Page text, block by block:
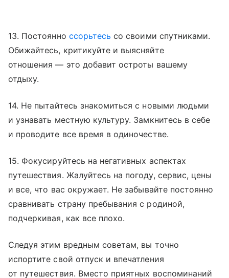
13. Постоянно ссорьтесь со своими спутниками.
Обижайтесь, критикуйте и выясняйте
отношения — это добавит остроты вашему
отдыху.
14. Не пытайтесь знакомиться с новыми людьми
и узнавать местную культуру. Замкнитесь в себе
и проводите все время в одиночестве.
15. Фокусируйтесь на негативных аспектах
путешествия. Жалуйтесь на погоду, сервис, цены
и все, что вас окружает. Не забывайте постоянно
сравнивать страну пребывания с родиной,
подчеркивая, как все плохо.
Следуя этим вредным советам, вы точно
испортите свой отпуск и впечатления
от путешествия. Вместо приятных воспоминаний